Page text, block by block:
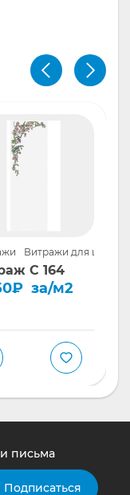
Витражи для
С 164
₽ за/м2
письма